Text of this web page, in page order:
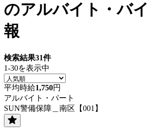
のアルバイト・バ
報
検索結果31件
1-30を表示中
平均時給1,750円
アルバイト・パート
SUN警備保障＿南区【001】